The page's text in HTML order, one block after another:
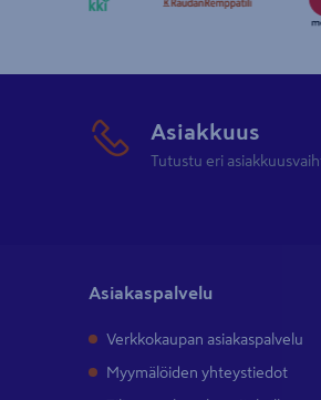
Asiakkuus
Tutustu eri
Asiakaspalvelu
Verkkokaupan asiakaspalvelu
Myymälöiden yhteystiedot